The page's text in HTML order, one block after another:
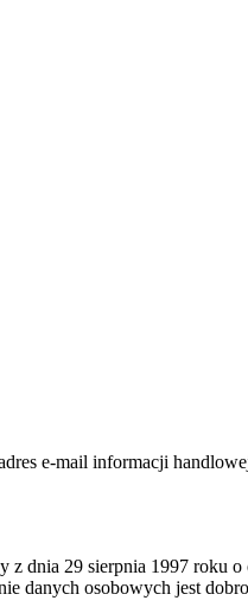
e-mail informacji
dnia 29 sierpnia 1997 roku
danych osobowych jest